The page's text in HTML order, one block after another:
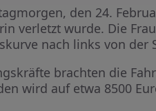
den 24.
verletzt wurde. Die
nach links von der
brachten die
wird auf etwa 8500